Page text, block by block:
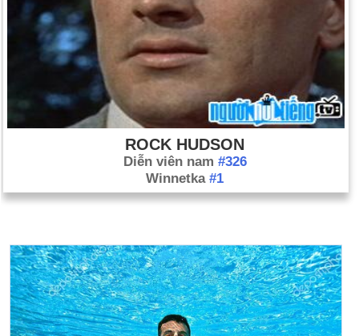
ROCK HUDSON
Diễn viên nam #326
Winnetka #1